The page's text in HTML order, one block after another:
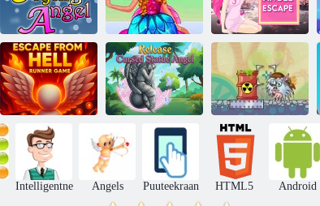
Lendav ingel
Barbie Angel
Riietus
Lüüriline
loodusingli
põgenemine
Põgenemine
põrgust: hull
jooksja mäng
Vabastage
neetud kuju
ingel
Laserkahur
Intelligentne Angels Puuteekraan HTML5 Android